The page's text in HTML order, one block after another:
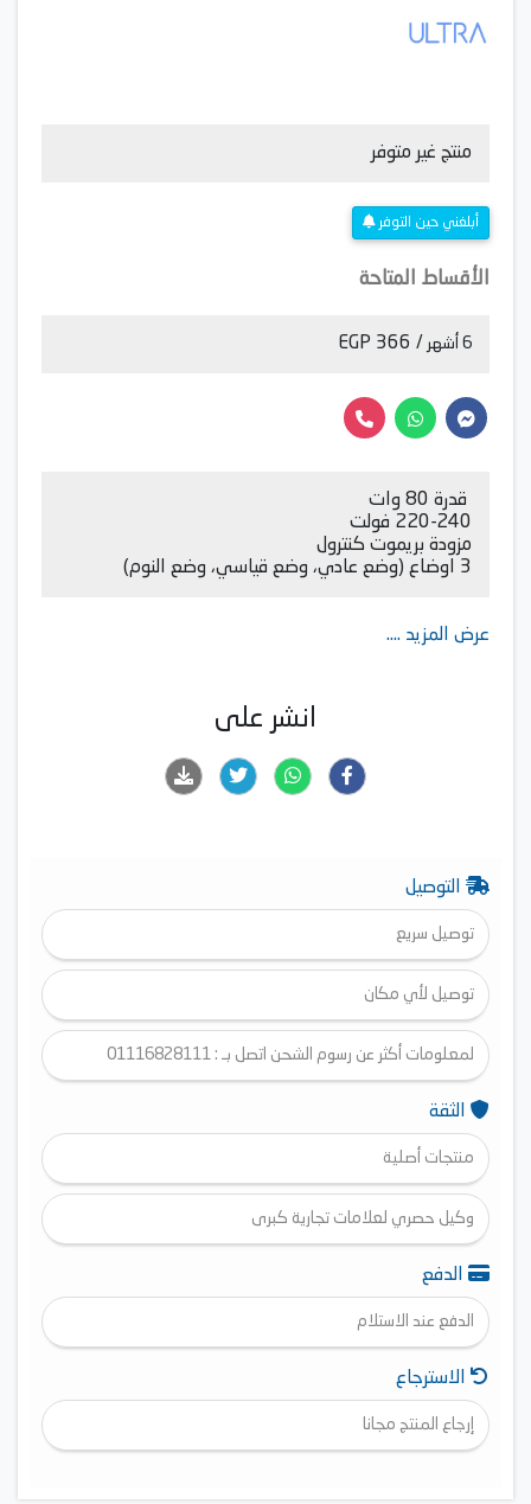
منتج غير متوفر
أبلغني حين التوفر
الأقساط المتاحة
6 أشهر / 366 EGP
قدرة 80 وات
220-240 فولت
مزودة بريموت كنترول
3 اوضاع (وضع عادي، وضع قياسي، وضع النوم)
عرض المزيد ....
انشر على
التوصيل
توصيل سريع
توصيل لأي مكان
لمعلومات أكثر عن رسوم الشحن اتصل بـ : 01116828111
الثقة
منتجات أصلية
وكيل حصري لعلامات تجارية كبرى
الدفع
الدفع عند الاستلام
الاسترجاع
إرجاع المنتج مجانا